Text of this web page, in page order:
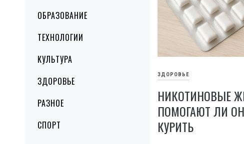
ОБРАЗОВАНИЕ
ТЕХНОЛОГИИ
КУЛЬТУРА
ЗДОРОВЬЕ
РАЗНОЕ
СПОРТ
ЗДОРОВЬЕ
НИКОТИНОВЫЕ
ПОМОГАЮТ ЛИ
КУРИТЬ